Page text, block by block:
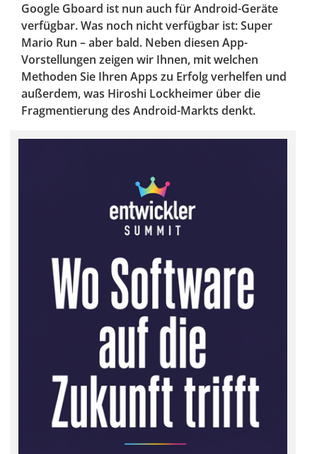
Google Gboard ist nun auch für Android-Geräte
verfügbar. Was noch nicht verfügbar ist: Super
Mario Run – aber bald. Neben diesen App-
Vorstellungen zeigen wir Ihnen, mit welchen
Methoden Sie Ihren Apps zu Erfolg verhelfen und
außerdem, was Hiroshi Lockheimer über die
Fragmentierung des Android-Markts denkt.